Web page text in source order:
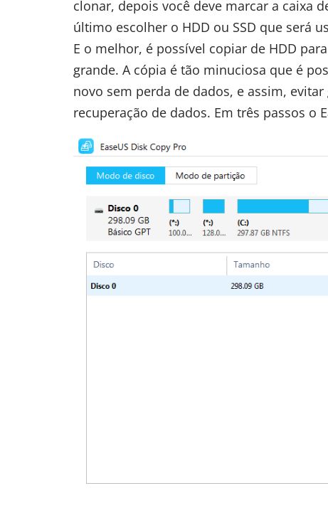
clonar, depois você deve marcar a caixa
último escolher o HDD ou SSD que será
E o melhor, é possível copiar de HDD
grande. A cópia é tão minuciosa que é
novo sem perda de dados, e assim,
recuperação de dados. Em três passos o